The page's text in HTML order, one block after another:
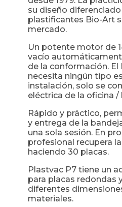
su diseño
plastificantes Bio-Art
mercado.
Un potente motor de
vacío
de la conformación. El
necesita ningún tipo
instalación, solo se
eléctrica de la oficina
Rápido y práctico,
y entrega de la
una sola sesión. En
profesional recupera
haciendo 30 placas.
Plastvac P7 tiene un
para placas redondas
diferentes
materiales.